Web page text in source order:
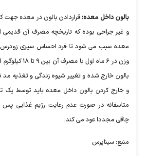
بالون داخل معده:قراردادن بالون در معده
و غیر جراحی بوده که تاریخچه مصرف آن قدیمی
معده سبب می شود تا فرد احساس سیری زودرس
وزن در ۶ ماه اول
بالون خارج شده و تغییر شیوه زندگی و تغذیه مد
و خارج کردن بالون داخل معده باید توسط یک
متاسفانه در صورت عدم رعایت رژیم غذایی پس
چاقی مجددا عود می کند.
منبع: سیناپرس